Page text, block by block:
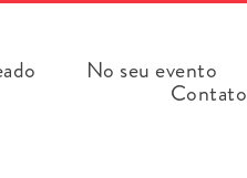
No seu evento
Contato